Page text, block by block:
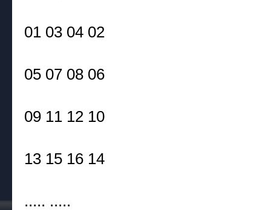
01 03 04 02
05 07 08 06
09 11 12 10
13 15 16 14
..... .....